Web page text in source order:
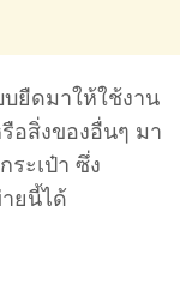
ยืดมาให้ใช้งาน
อสิ่งของอื่นๆ มา
ะเป๋า ซึ่ง
ยนี้ได้